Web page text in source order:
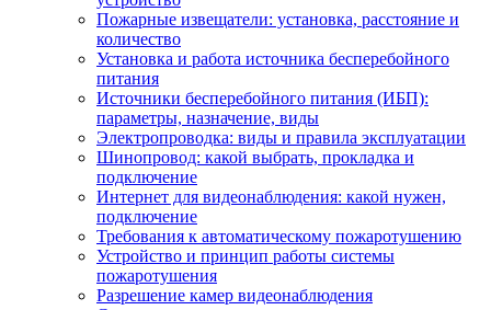
Пожарные извещатели: установка, расстояние и
количество
Установка и работа источника бесперебойного
питания
Источники бесперебойного питания (ИБП):
параметры, назначение, виды
Электропроводка: виды и правила эксплуатации
Шинопровод: какой выбрать, прокладка и
подключение
Интернет для видеонаблюдения: какой нужен,
подключение
Требования к автоматическому пожаротушению
Устройство и принцип работы системы
пожаротушения
Разрешение камер видеонаблюдения